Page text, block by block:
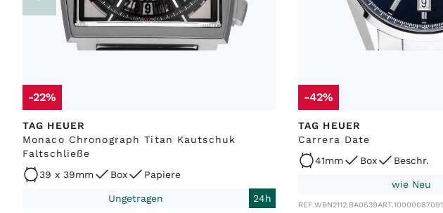
-22%
TAG HEUER
Monaco Chronograph Titan Kautschuk
Faltschließe
39 x 39mm
Box Papiere
Ungetragen 24h
-42%
TAG HEUER
Carrera Date
41mm
Box Beschr.
wie Neu
REF.WBN2112.BA0639ART.10000087091